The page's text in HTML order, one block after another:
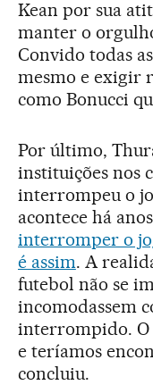
Kean por sua
manter o
Convido todas
mesmo e exigir
como Bonucci
Por último,
instituições nos
interrompeu o
acontece há
interromper o
é assim. A
futebol não se
incomodassem
interrompido. O
e teríamos
concluiu.